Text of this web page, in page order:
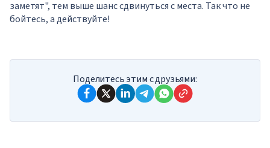
заметят", тем выше шанс сдвинуться с места. Так что не
бойтесь, а действуйте!
Поделитесь этим с друзьями: